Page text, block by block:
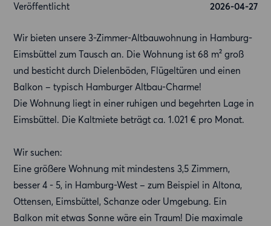
Veröffentlicht
2026-04-27
Wir bieten unsere 3-Zimmer-Altbauwohnung in Hamburg-
Eimsbüttel zum Tausch an. Die Wohnung ist 68 m² groß
und besticht durch Dielenböden, Flügeltüren und einen
Balkon – typisch Hamburger Altbau-Charme!
Die Wohnung liegt in einer ruhigen und begehrten Lage in
Eimsbüttel. Die Kaltmiete beträgt ca. 1.021 € pro Monat.
Wir suchen:
Eine größere Wohnung mit mindestens 3,5 Zimmern,
besser 4 - 5, in Hamburg-West – zum Beispiel in Altona,
Ottensen, Eimsbüttel, Schanze oder Umgebung. Ein
Balkon mit etwas Sonne wäre ein Traum! Die maximale